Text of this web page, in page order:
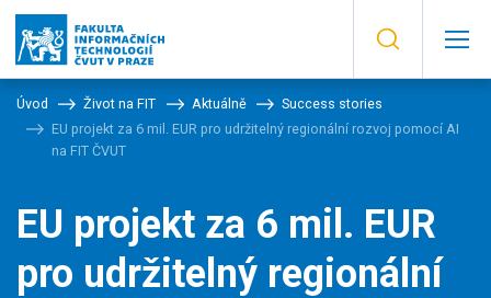
Úvod Život na FIT Aktuálně
Success stories
EU projekt za 6 mil. EUR pro udržitelný regionální rozvoj pomocí AI
na FIT ČVUT
EU projekt za 6 mil. EUR
pro udržitelný regionální